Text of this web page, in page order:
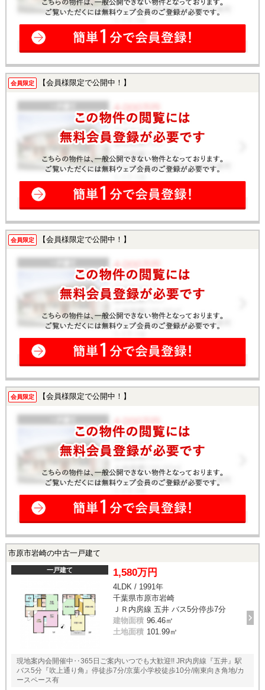
会員限定 【会員様限定で公開中！】
会員限定 【会員様限定で公開中！】
会員限定 【会員様限定で公開中！】
市原市岩崎の中古一戸建て
一戸建て 1,580万円
4LDK / 1991年
千葉県市原市岩崎
ＪＲ内房線 五井 バス5分停歩7分
建物面積 96.46㎡
土地面積 101.99㎡
現地案内会開催中‥365日ご案内いつでも大歓迎!! JR内房線『五井』駅
バス5分『吹上通り角』停徒歩7分/京葉小学校徒歩10分/南東向き角地/カ
ースペース有